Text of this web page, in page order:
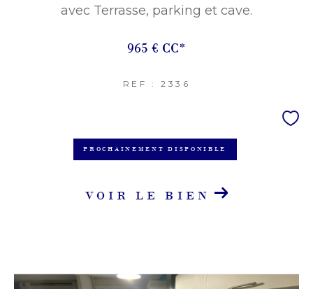
avec Terrasse, parking et cave.
965 € CC*
REF : 2336
PROCHAINEMENT DISPONIBLE
VOIR LE BIEN